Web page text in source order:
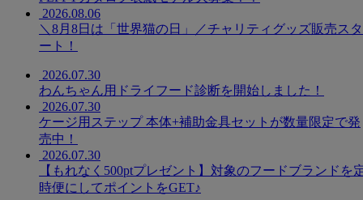
2026.08.06
＼8月8日は「世界猫の日」／チャリティグッズ販売スタ
ート！
2026.07.30
わんちゃん用ドライフード診断を開始しました！
2026.07.30
ケージ用ステップ 本体+補助金具セットが数量限定で発
売中！
2026.07.30
【もれなく500ptプレゼント】対象のフードブランドを
時便にしてポイントをGET♪